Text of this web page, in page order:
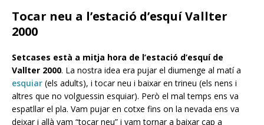
Tocar neu a l’estació d’esquí Vallter
2000
Setcases està a mitja hora de l’estació d’esquí de
Vallter 2000. La nostra idea era pujar el diumenge al matí a
esquiar (els adults), i tocar neu i baixar en trineu (els nens i
altres que no volguessin esquiar). Però el mal temps ens va
espatllar el pla. Vam pujar en cotxe fins on la nevada ens va
deixar i allà vam “tocar neu” i vam tornar a baixar cap a